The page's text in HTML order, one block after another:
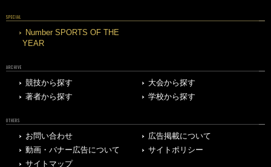
SPECIAL
Number SPORTS OF THE
YEAR
ARCHIVE
競技から探す
大会から探す
著者から探す
学校から探す
OTHERS
お問い合わせ
広告掲載について
動画・バナー広告について
サイトポリシー
サイトマップ